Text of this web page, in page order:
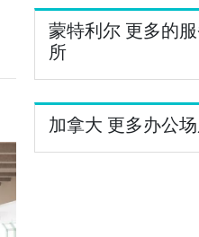
蒙特利尔 更多的
所
加拿大 更多办公